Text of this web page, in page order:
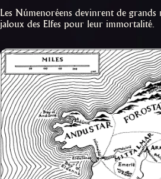
Les Númenoréens devinrent de
jaloux des Elfes pour leur immortalité.